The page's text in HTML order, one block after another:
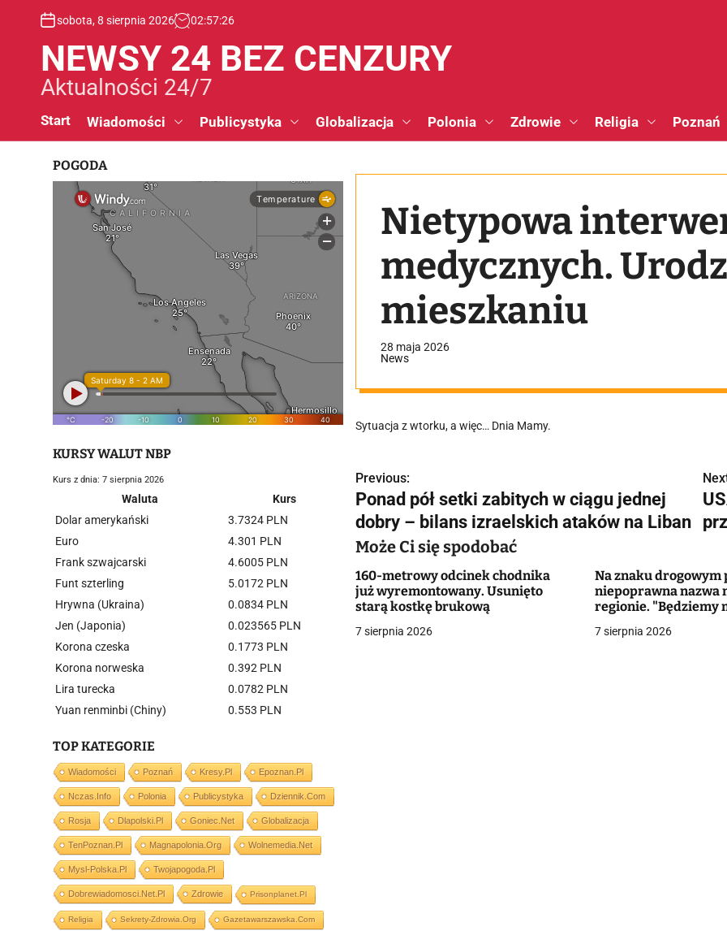
sobota, 8 sierpnia 2026 02:57:27
NEWSY 24 BEZ CENZURY
Aktualności 24/7
Start Wiadomości Publicystyka Globalizacja Polonia Zdrowie Religia Poznań
Nietypowa
medycznych.
mieszkaniu
28 maja 2026
News
Sytuacja z wtorku, a więc… Dnia Mamy.
N
a
w
i
g
a
Previous:
Ponad pół setki zabitych w ciągu jednej
dobry – bilans izraelskich ataków na Liban
Może Ci się spodobać
160-metrowy odcinek chodnika
już wyremontowany. Usunięto
starą kostkę brukową
7 sierpnia 2026
Na znaku drogowym
niepoprawna nazwa
regionie. "Będziemy
7 sierpnia 2026
POGODA
KURSY WALUT NBP
Kurs z dnia: 7 sierpnia 2026
Waluta
Kurs
Dolar amerykański
3.7324 PLN
Euro
4.301 PLN
Frank szwajcarski
4.6005 PLN
Funt szterling
5.0172 PLN
Hrywna (Ukraina)
0.0834 PLN
Jen (Japonia)
0.023565 PLN
Korona czeska
0.1773 PLN
Korona norweska
0.392 PLN
Lira turecka
0.0782 PLN
Yuan renminbi (Chiny)
0.553 PLN
TOP KATEGORIE
Wiadomości Poznań Kresy.pl Epoznan.pl
Nczas.info Polonia Publicystyka Dziennik.com
Rosja Dlapolski.pl Goniec.net Globalizacja
TenPoznan.pl Magnapolonia.org Wolnemedia.net
Mysl-Polska.pl Twojapogoda.pl
Dobrewiadomosci.net.pl Zdrowie Prisonplanet.pl
Religia Sekrety-Zdrowia.org Gazetawarszawska.com